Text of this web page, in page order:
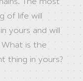
of life will
yours and will
is the
thing in yours?